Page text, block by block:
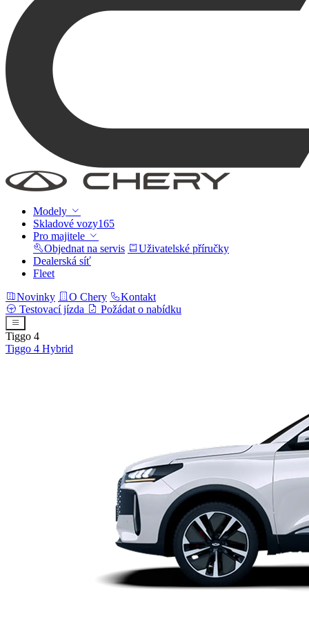
Modely
Skladové vozy165
Pro majitele
Objednat na servis
Uživatelské příručky
Dealerská síť
Fleet
Novinky
O Chery
Kontakt
Testovací jízda
Požádat o nabídku
Tiggo 4
Tiggo 4 Hybrid